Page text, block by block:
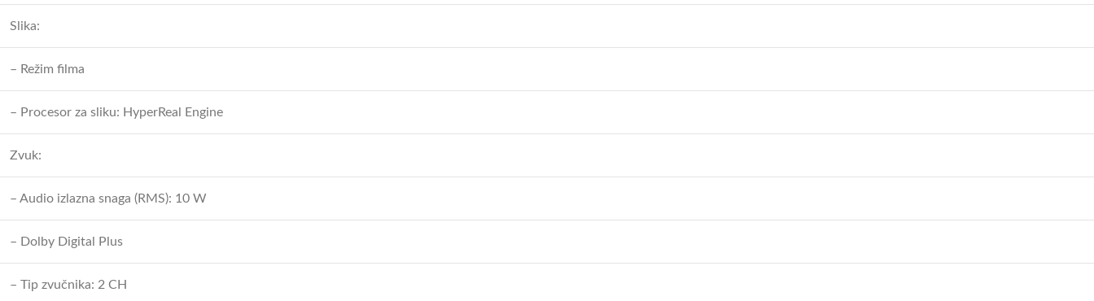
Slika:
– Režim filma
– Procesor za sliku: HyperReal Engine
Zvuk:
– Audio izlazna snaga (RMS): 10 W
– Dolby Digital Plus
– Tip zvučnika: 2 CH